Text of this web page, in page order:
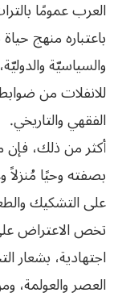
العرب عمومًا
باعتباره منهج
والسياسيّة
للانفلات من
الفقهي والتاريخي.
أكثر من ذلك، فإن
بصفته وحيًا مُنزلاً
على التشكيك
تخص الاعتراض
اجتهادية، بشعار
العصر والعولمة،